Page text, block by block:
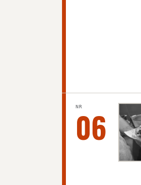
NR
06